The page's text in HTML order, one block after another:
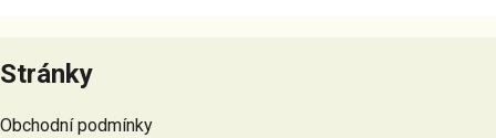
á
p
a
Stránky
Obchodní podmínky